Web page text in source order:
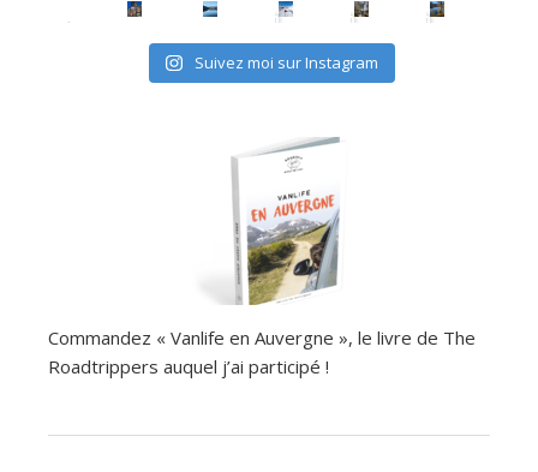
Suivez moi sur Instagram
Commandez « Vanlife en Auvergne », le livre de The
Roadtrippers auquel j’ai participé !